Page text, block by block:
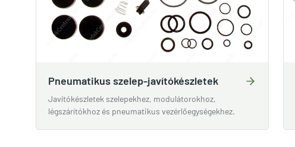
Pneumatikus szelep-javítókészletek
Javítókészletek szelepekhez, modulátorokhoz,
légszárítókhoz és pneumatikus vezérlőegységekhez.